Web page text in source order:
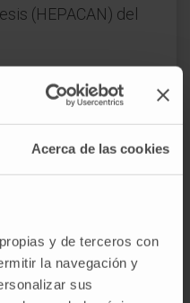
Acerca de las cookies
y de terceros con
la navegación y
sus
(HEPACAN) del
de 2013